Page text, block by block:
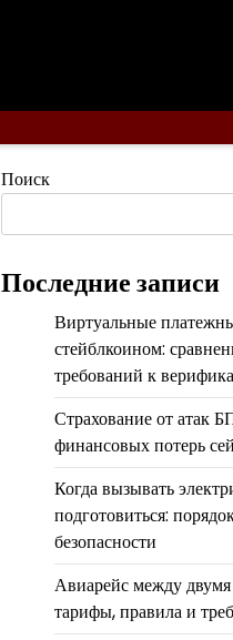
Поиск
Последние записи
Виртуальные
стейблкоином:
требований к
Страхование от атак
финансовых потерь
Когда вызывать
подготовиться:
безопасности
Авиарейс между
тарифы, правила и